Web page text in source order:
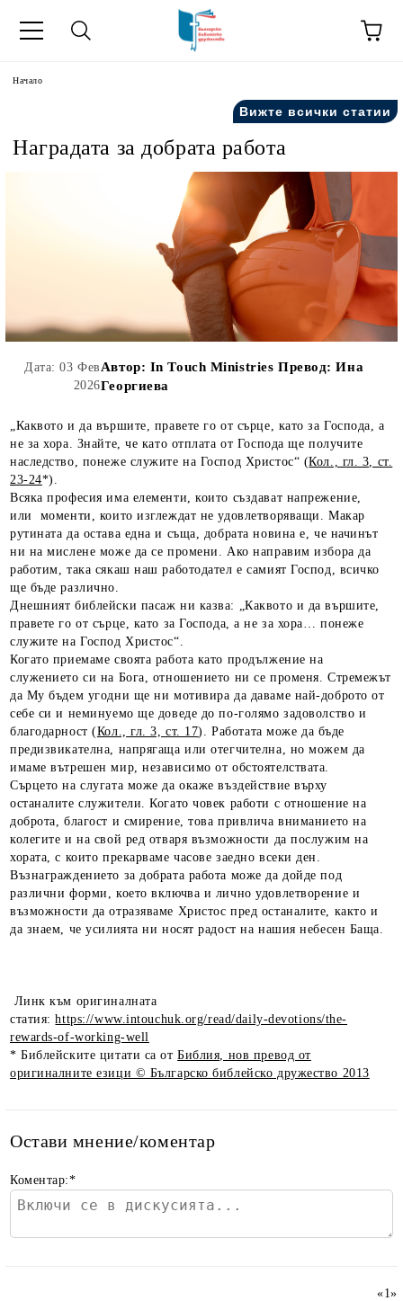
Начало
Вижте всички статии
Наградата за добрата работа
Дата: 03 Фев
2026
Автор: In Touch Ministries Превод: Ина
Георгиева
„Каквото и да вършите, правете го от сърце, като за Господа, а
не за хора. Знайте, че като отплата от Господа ще получите
наследство, понеже служите на Господ Христос“ (Кол., гл. 3, ст.
23-24*).
Всяка професия има елементи, които създават напрежение,
или моменти, които изглеждат не удовлетворяващи. Макар
рутината да остава една и съща, добрата новина е, че начинът
ни на мислене може да се промени. Ако направим избора да
работим, така сякаш наш работодател е самият Господ, всичко
ще бъде различно.
Днешният библейски пасаж ни казва: „Каквото и да вършите,
правете го от сърце, като за Господа, а не за хора… понеже
служите на Господ Христос“.
Когато приемаме своята работа като продължение на
служението си на Бога, отношението ни се променя. Стремежът
да Му бъдем угодни ще ни мотивира да даваме най-доброто от
себе си и неминуемо ще доведе до по-голямо задоволство и
благодарност (Кол., гл. 3, ст. 17). Работата може да бъде
предизвикателна, напрягаща или отегчителна, но можем да
имаме вътрешен мир, независимо от обстоятелствата.
Сърцето на слугата може да окаже въздействие върху
останалите служители. Когато човек работи с отношение на
доброта, благост и смирение, това привлича вниманието на
колегите и на свой ред отваря възможности да послужим на
хората, с които прекарваме часове заедно всеки ден.
Възнаграждението за добрата работа може да дойде под
различни форми, което включва и лично удовлетворение и
възможности да отразяваме Христос пред останалите, както и
да знаем, че усилията ни носят радост на нашия небесен Баща.
Линк към оригиналната
статия:https://www.intouchuk.org/read/daily-devotions/the-
rewards-of-working-well
* Библейските цитати са отБиблия, нов превод от
оригиналните езици © Българско библейско дружество 2013
Остави мнение/коментар
Коментар:*
«1»